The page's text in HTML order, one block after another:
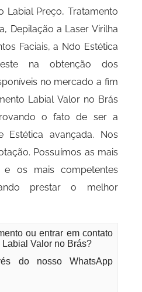
Labial Preço, Tratamento
Depilação a Laser Virilha
Faciais, a Ndo Estética
na obtenção dos
no mercado a fim
Labial Valor no Brás
o fato de ser a
Estética avançada. Nos
Possuímos as mais
e os mais competentes
prestar o melhor
ou entrar em contato
Valor no Brás?
do nosso WhatsApp